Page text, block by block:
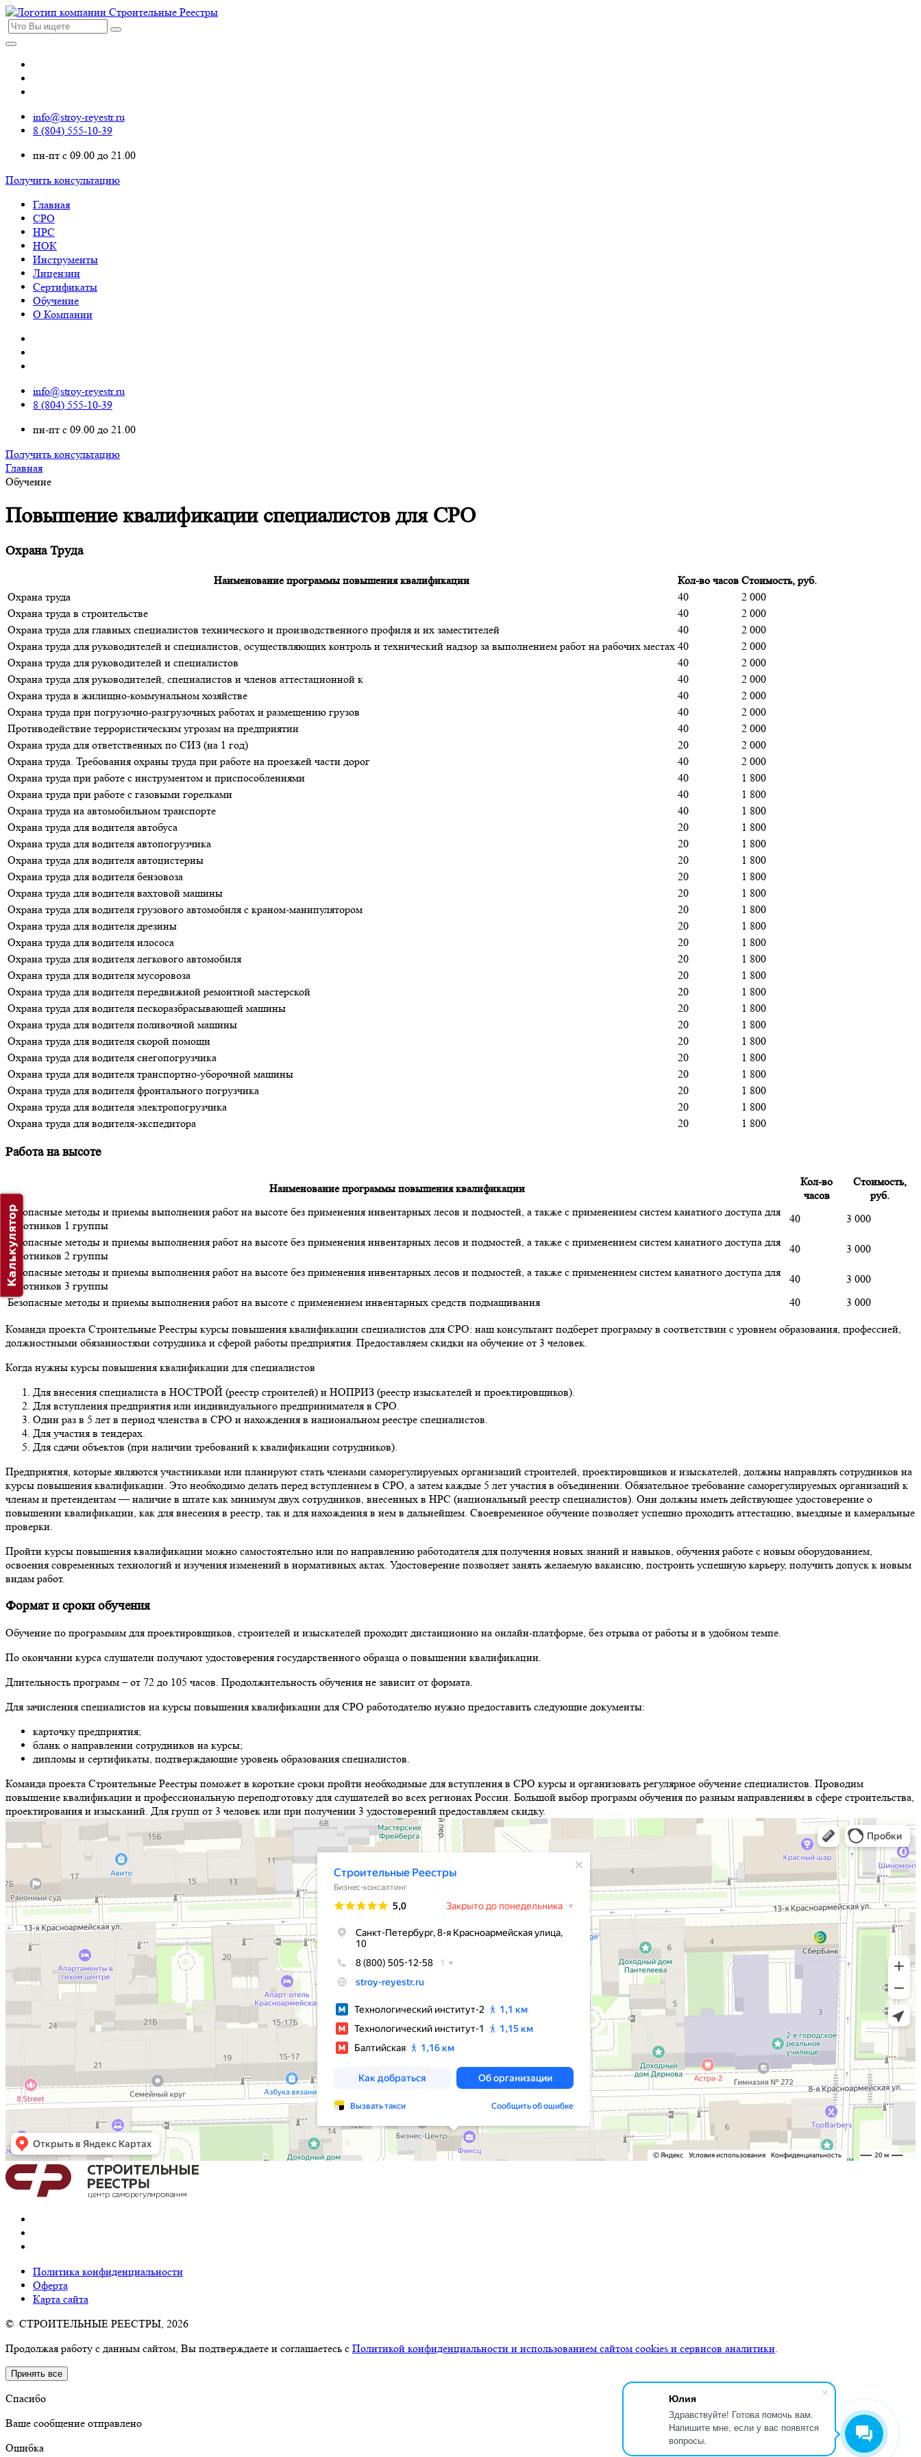
Юлия
Здравствуйте! Готова помочь вам.
Напишите мне, если у вас появятся
вопросы.
info@stroy-reyestr.ru
8 (804) 555-10-39
пн-пт с 09.00 до 21.00
Получить консультацию
Главная
СРО
НРС
НОК
Инструменты
Лицензии
Сертификаты
Обучение
О Компании
info@stroy-reyestr.ru
8 (804) 555-10-39
пн-пт с 09.00 до 21.00
Получить консультацию
Главная
Обучение
Повышение квалификации специалистов для СРО
Охрана Труда
Наименование программы повышения квалификации Кол-во часов Стоимость, руб.
Охрана труда
40
2 000
Охрана труда в строительстве
40
2 000
Охрана труда для главных специалистов технического и производственного профиля и их заместителей
40
2 000
Охрана труда для руководителей и специалистов, осуществляющих контроль и технический надзор за выполнением работ на рабочих местах 40
2 000
Охрана труда для руководителей и специалистов
40
2 000
Охрана труда для руководителей, специалистов и членов аттестационной к
40
2 000
Охрана труда в жилищно-коммунальном хозяйстве
40
2 000
Охрана труда при погрузочно-разгрузочных работах и размещению грузов
40
2 000
Противодействие террористическим угрозам на предприятии
40
2 000
Охрана труда для ответственных по СИЗ (на 1 год)
20
2 000
Охрана труда. Требования охраны труда при работе на проезжей части дорог
40
2 000
Охрана труда при работе с инструментом и приспособлениями
40
1 800
Охрана труда при работе с газовыми горелками
40
1 800
Охрана труда на автомобильном транспорте
40
1 800
Охрана труда для водителя автобуса
20
1 800
Охрана труда для водителя автопогрузчика
20
1 800
Охрана труда для водителя автоцистерны
20
1 800
Охрана труда для водителя бензовоза
20
1 800
Охрана труда для водителя вахтовой машины
20
1 800
Охрана труда для водителя грузового автомобиля с краном-манипулятором
20
1 800
Охрана труда для водителя дрезины
20
1 800
Охрана труда для водителя илососа
20
1 800
Охрана труда для водителя легкового автомобиля
20
1 800
Охрана труда для водителя мусоровоза
20
1 800
Охрана труда для водителя передвижной ремонтной мастерской
20
1 800
Охрана труда для водителя пескоразбрасывающей машины
20
1 800
Охрана труда для водителя поливочной машины
20
1 800
Охрана труда для водителя скорой помощи
20
1 800
Охрана труда для водителя снегопогрузчика
20
1 800
Охрана труда для водителя транспортно-уборочной машины
20
1 800
Охрана труда для водителя фронтального погрузчика
20
1 800
Охрана труда для водителя электропогрузчика
20
1 800
Охрана труда для водителя-экспедитора
20 1 800
Работа на высоте
Наименование программы повышения квалификации
Кол-во
часов
Стоимость,
руб.
Безопасные методы и приемы выполнения работ на высоте без применения инвентарных лесов и подмостей, а также с применением систем канатного доступа для
работников 1 группы
40
3 000
Безопасные методы и приемы выполнения работ на высоте без применения инвентарных лесов и подмостей, а также с применением систем канатного доступа для
работников 2 группы
40
3 000
Безопасные методы и приемы выполнения работ на высоте без применения инвентарных лесов и подмостей, а также с применением систем канатного доступа для
работников 3 группы
40
3 000
Безопасные методы и приемы выполнения работ на высоте с применением инвентарных средств подмащивания
40 3 000
Команда проекта Строительные Реестры курсы повышения квалификации специалистов для СРО: наш консультант подберет программу в соответствии с уровнем образования, профессией,
должностными обязанностями сотрудника и сферой работы предприятия. Предоставляем скидки на обучение от 3 человек.
Когда нужны курсы повышения квалификации для специалистов
Для внесения специалиста в НОСТРОЙ (реестр строителей) и НОПРИЗ (реестр изыскателей и проектировщиков).
Для вступления предприятия или индивидуального предпринимателя в СРО.
Один раз в 5 лет в период членства в СРО и нахождения в национальном реестре специалистов.
Для участия в тендерах.
Для сдачи объектов (при наличии требований к квалификации сотрудников).
Предприятия, которые являются участниками или планируют стать членами саморегулируемых организаций строителей, проектировщиков и изыскателей, должны направлять сотрудников на
курсы повышения квалификации. Это необходимо делать перед вступлением в СРО, а затем каждые 5 лет участия в объединении. Обязательное требование саморегулируемых организаций к
членам и претендентам — наличие в штате как минимум двух сотрудников, внесенных в НРС (национальный реестр специалистов). Они должны иметь действующее удостоверение о
повышении квалификации, как для внесения в реестр, так и для нахождения в нем в дальнейшем. Своевременное обучение позволяет успешно проходить аттестацию, выездные и камеральные
проверки.
Пройти курсы повышения квалификации можно самостоятельно или по направлению работодателя для получения новых знаний и навыков, обучения работе с новым оборудованием,
освоения современных технологий и изучения изменений в нормативных актах. Удостоверение позволяет занять желаемую вакансию, построить успешную карьеру, получить допуск к новым
видам работ.
Формат и сроки обучения
Обучение по программам для проектировщиков, строителей и изыскателей проходит дистанционно на онлайн-платформе, без отрыва от работы и в удобном темпе.
По окончании курса слушатели получают удостоверения государственного образца о повышении квалификации.
Длительность программ – от 72 до 105 часов. Продолжительность обучения не зависит от формата.
Для зачисления специалистов на курсы повышения квалификации для СРО работодателю нужно предоставить следующие документы:
карточку предприятия;
бланк о направлении сотрудников на курсы;
дипломы и сертификаты, подтверждающие уровень образования специалистов.
Команда проекта Строительные Реестры поможет в короткие сроки пройти необходимые для вступления в СРО курсы и организовать регулярное обучение специалистов. Проводим
повышение квалификации и профессиональную переподготовку для слушателей во всех регионах России. Большой выбор программ обучения по разным направлениям в сфере строительства,
проектирования и изысканий. Для групп от 3 человек или при получении 3 удостоверений предоставляем скидку.
Политика конфиденциальности
Оферта
Карта сайта
© СТРОИТЕЛЬНЫЕ РЕЕСТРЫ, 2026
Продолжая работу с данным сайтом, Вы подтверждаете и соглашаетесь с Политикой конфиденциальности и использованием сайтом cookies и сервисов аналитики.
Принять все
Спасибо
Ваше сообщение отправлено
Ошибка
Калькулятор